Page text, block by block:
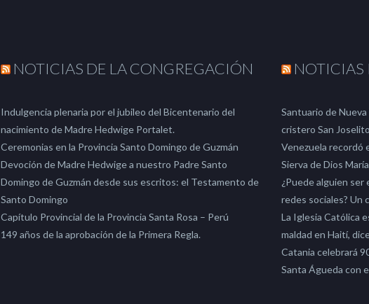
NOTICIAS DE LA CONGREGACIÓN
Indulgencia plenaria por el jubileo del Bicentenario del
nacimiento de Madre Hedwige Portalet.
Ceremonias en la Provincia Santo Domingo de Guzmán
Devoción de Madre Hedwige a nuestro Padre Santo
Domingo de Guzmán desde sus escritos: el Testamento de
Santo Domingo
Capítulo Provincial de la Provincia Santa Rosa – Perú
149 años de la aprobación de la Primera Regla.
NOTICIAS
Santuario de
cristero San Joselito
Venezuela recordó
Sierva de Dios
¿Puede alguien ser
redes sociales? Un
La Iglesia Católica
maldad en Haití,
Catania celebrará
Santa Águeda con